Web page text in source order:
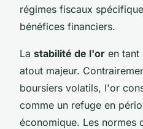
régimes fiscaux
bénéfices financiers.
La stabilité de l'or en tant
atout majeur.
boursiers volatils, l'or
comme un refuge en
économique. Les normes